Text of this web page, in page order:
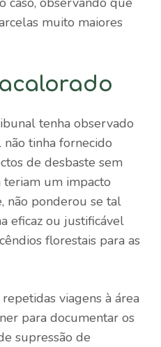
muito maiores
tenha observado
tinha fornecido
de desbaste sem
um impacto
não ponderou se tal
eficaz ou justificável
florestais para as
viagens à área
para documentar os
supressão de